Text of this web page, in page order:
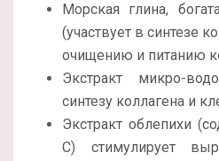
Морская глина,
(участвует в синтезе
очищению и питанию
Экстракт микро-
синтезу коллагена и
Экстракт облепихи
С) стимулирует